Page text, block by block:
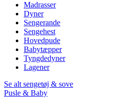
Madrasser
Dyner
Sengerande
Sengehest
Hovedpude
Babytæpper
Tyngdedyner
Lagener
Se alt sengetøj & sove
Pusle & Baby